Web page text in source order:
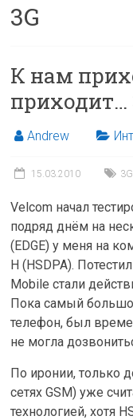
3G
К нам
приходит…
Andrew
15.03.2010 3G
Velcom начал
подряд днём на
(EDGE) у меня на
H (HSDPA).
Mobile стали
Пока самый
телефон, был
не могла
По иронии, только
сетях GSM) уже
технологией, хотя